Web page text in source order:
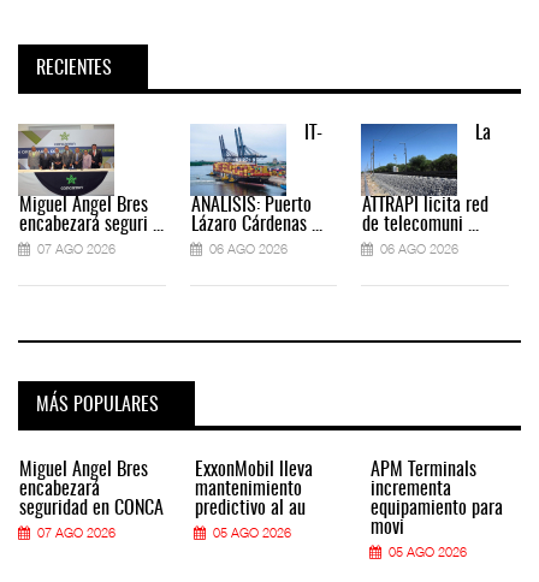
RECIENTES
Miguel Ángel Bres
encabezará seguri ...
07 AGO 2026
IT-
ANÁLISIS: Puerto
Lázaro Cárdenas ...
06 AGO 2026
La
ATTRAPI licita red
de telecomuni ...
06 AGO 2026
MÁS POPULARES
Miguel Ángel Bres
encabezará
seguridad en CONCA
07 AGO 2026
ExxonMobil lleva
mantenimiento
predictivo al au
05 AGO 2026
APM Terminals
incrementa
equipamiento para
movi
05 AGO 2026